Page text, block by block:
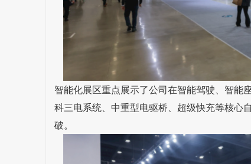
智能化展区重点展示了公司在智能驾驶、智能
科三电系统、中重型电驱桥、超级快充等核心
破。